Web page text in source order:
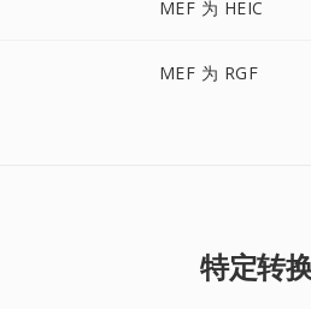
MEF 为 HEIC
MEF 为 RGF
特定转